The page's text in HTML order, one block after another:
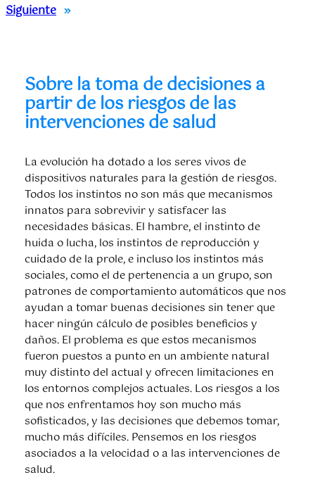
Siguiente »
Sobre la toma de decisiones a
partir de los riesgos de las
intervenciones de salud
La evolución ha dotado a los seres vivos de
dispositivos naturales para la gestión de riesgos.
Todos los instintos no son más que mecanismos
innatos para sobrevivir y satisfacer las
necesidades básicas. El hambre, el instinto de
huida o lucha, los instintos de reproducción y
cuidado de la prole, e incluso los instintos más
sociales, como el de pertenencia a un grupo, son
patrones de comportamiento automáticos que nos
ayudan a tomar buenas decisiones sin tener que
hacer ningún cálculo de posibles beneficios y
daños. El problema es que estos mecanismos
fueron puestos a punto en un ambiente natural
muy distinto del actual y ofrecen limitaciones en
los entornos complejos actuales. Los riesgos a los
que nos enfrentamos hoy son mucho más
sofisticados, y las decisiones que debemos tomar,
mucho más difíciles. Pensemos en los riesgos
asociados a la velocidad o a las intervenciones de
salud.